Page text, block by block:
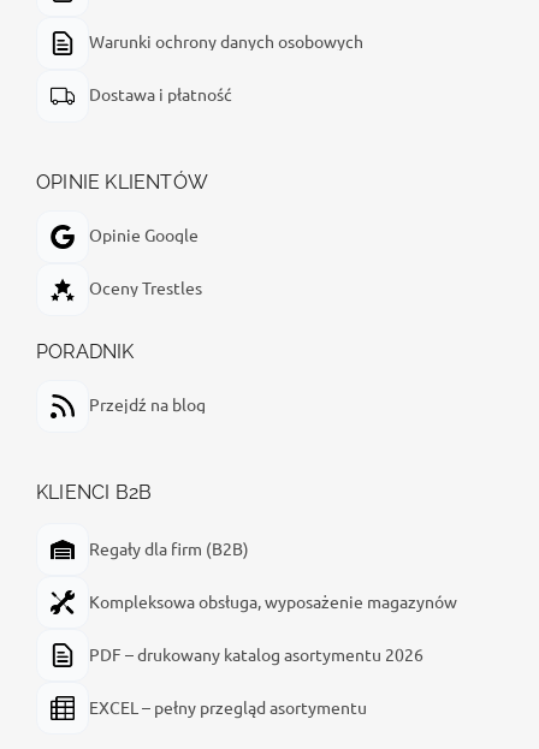
Warunki ochrony danych osobowych
Dostawa i płatność
OPINIE KLIENTÓW
Opinie Google
Oceny Trestles
PORADNIK
Przejdź na blog
KLIENCI B2B
Regały dla firm (B2B)
Kompleksowa obsługa, wyposażenie magazynów
PDF – drukowany katalog asortymentu 2026
EXCEL – pełny przegląd asortymentu